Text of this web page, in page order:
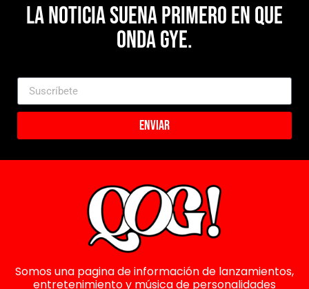
La noticia suena primero en Que
Onda Gye.
Enviar
Somos una pagina de información de lanzamientos,
entretenimiento y música de personalidades